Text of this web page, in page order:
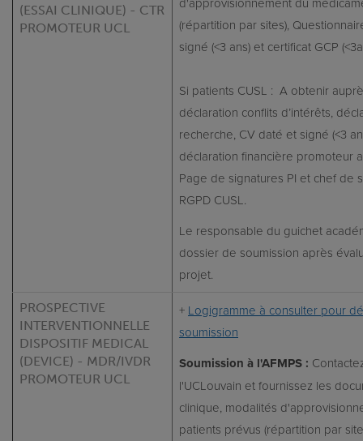
(ESSAI CLINIQUE) - CTR
PROMOTEUR UCL
(répartition par sites),
signé (<3 ans) et certificat GCP
Si patients CUSL : A obtenir
déclaration conflits d’intérêts,
recherche, CV daté et signé (<3
déclaration financière promoteur
Page de signatures PI et chef de
RGPD CUSL.
Le responsable du guichet
dossier de soumission après
projet.
PROSPECTIVE
INTERVENTIONNELLE
DISPOSITIF MEDICAL
(DEVICE) - MDR/IVDR
PROMOTEUR UCL
+ Logigramme à consulter pour
soumission
Soumission à l'AFMPS :
l'UCLouvain et fournissez les
clinique, modalités
patients prévus (répartition par